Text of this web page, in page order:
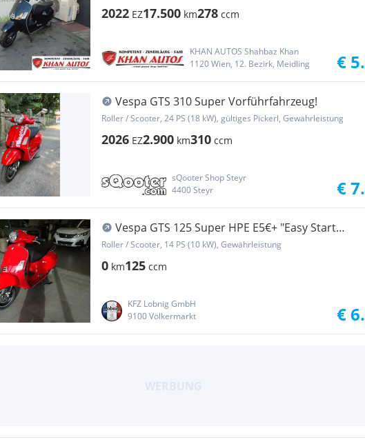
2022 EZ17.500 km278 ccm
KHAN AUTOS Shahbaz Khan
1120 Wien, 12. Bezirk, Meidling
€
Vespa GTS 310 Super Vorführfahrzeug!
Roller / Scooter, 24 PS (18 kW), gültiges Pickerl, Gewährleistung
2026 EZ2.900 km310 ccm
sQooter Shop Steyr
4400 Steyr
€
Vespa GTS 125 Super HPE E5€+ "Easy Start
Aktion"
Roller / Scooter, 14 PS (10 kW), Gewährleistung
0 km125 ccm
KFZ Lobnig GmbH
9100 Völkermarkt
€